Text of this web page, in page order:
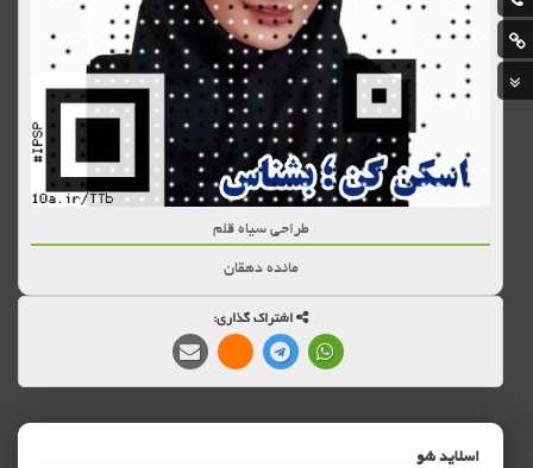
طراحی سیاه قلم
مائده دهقان
اشتراک گذاری:
اسلاید شو